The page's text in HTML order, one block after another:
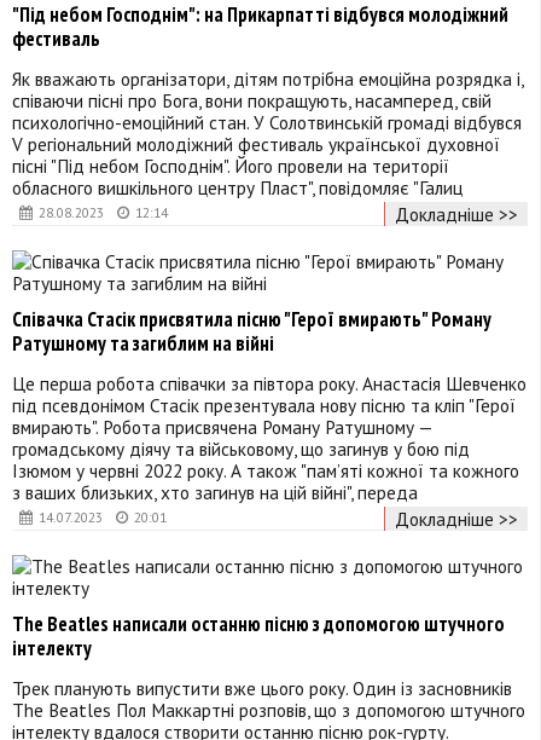
28.08.2023 12:14
"Під небом Господнім": на Прикарпатті відбувся молодіжний
фестиваль
Як вважають організатори, дітям потрібна емоційна розрядка і,
співаючи пісні про Бога, вони покращують, насамперед, свій
психологічно-емоційний стан. У Солотвинській громаді відбувся
V регіональний молодіжний фестиваль української духовної
пісні "Під небом Господнім". Його провели на території
обласного вишкільного центру Пласт", повідомляє "Галиц
Докладніше >>
14.07.2023 20:01
Співачка Стасік присвятила пісню "Герої вмирають" Роману
Ратушному та загиблим на війні
Це перша робота співачки за півтора року. Анастасія Шевченко
під псевдонімом Стасік презентувала нову пісню та кліп "Герої
вмирають". Робота присвячена Роману Ратушному —
громадському діячу та військовому, що загинув у бою під
Ізюмом у червні 2022 року. А також "пам’яті кожної та кожного
з ваших близьких, хто загинув на цій війні", переда
Докладніше >>
The Beatles написали останню пісню з допомогою штучного
інтелекту
Трек планують випустити вже цього року. Один із засновників
The Beatles Пол Маккартні розповів, що з допомогою штучного
інтелекту вдалося створити останню пісню рок-гурту.